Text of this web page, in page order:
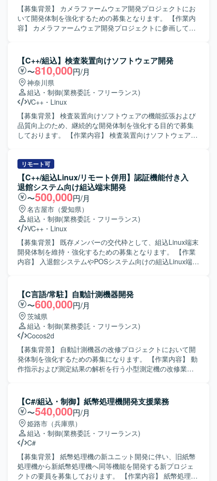
【募集背景】 カメラファームウェア開発プロジェクトにお
いて開発体制を強化するための募集となります。 【作業内
容】 カメラファームウェア開発プロジェクトに参画してい
担当いただきます。 【求める人物像】 組み込み開発領域に
興味を持ち、自ら学習しながら主体的に開発に取り組んで
いただける方を求めています。チームメンバーと円滑にコ
ミュニケーションを取りながら成果物の品質向上に努めて
いただける方が望ましいです。 【ポジションの魅力】 カメ
ラ製品向けファームウェア開発に携わることで、ミドルウ
ェアからドライバまで幅広いレイヤーの技術経験を積むこ
とができます。長期的なプロジェクトの中で、組み込み開
発スキルを継続的に向上させることができます。 【開発環
した組み込み開発を行います。
【C++/組込】検査装置向けソフトウェア開発
〜810,000円/月
神奈川県
組込・制御(業務委託・フリーランス)
VC++ ・ Linux
【募集背景】 検査装置向けソフトウェアの機能拡張および
品質向上のため、継続的な開発体制を強化する目的で募集
しております。 【作業内容】 検査装置向けソフトウェアの
ラなどハードウェアとの連携や制御を行う機能の開発を進
めていただきます。 【求める人物像】 主体的に課題を発見
し行動できる方、周囲と円滑にコミュニケーションを取り
ながら開発を進められる方を求めております。 【ポジショ
ンの魅力】 検査装置という専門性の高い領域で、組込開発
スキルやマルチスレッドプログラミング、画像処理関連の
技術などを実務を通じて習得・強化していただけます。上
流工程から一貫して関わることで、ソフトウェア全体の構
造理解も深めていただけます。 【開発環境】 C++および
Visual Studioを用いた組込ソフトウェア開発環境での作業と
なります。Linux環境での開発やテスト環境構築、Qtや画像
リモート可
【C++/組込Linux/リモート併用】認証機能付き入
退館システム向け組込端末開発
〜500,000円/月
名古屋市（愛知県）
組込・制御(業務委託・フリーランス)
VC++ ・ Linux
【募集背景】 既存メンバーの交代枠として、組込Linux端末
開発体制を維持・強化するための募集となります。 【作業
内容】 入退館システムやPOSシステム向けの組込Linux端末
ト・評価まで一連の工程を実施していただきます。 【求め
る人物像】 組込開発における基本設計からテストまでを主
体的に担える方を求めています。認証機能など新しい技術
要素にも前向きに取り組み、周囲と協調しながら開発を進
めていただける方が望ましいです。 【ポジションの魅力】
入退館やPOSなど実利用シーンに近い組込端末の開発に携
わることができ、認証技術や組込Linuxに関する知見を深め
ることができます。基本設計から評価まで幅広い工程に関
わることで、上流から下流まで一貫した経験を積むことが
機能を実装・評価していただきます。
【C言語/常駐】自動計測機器開発
〜600,000円/月
茨城県
組込・制御(業務委託・フリーランス)
Cocos2d
【募集背景】 自動計測機器の改修プロジェクトにおいて開
発体制を強化するための募集になります。 【作業内容】 動
作指示および測定結果の解析を行う小型測定機の改修業務
ます。 【求める人物像】 C言語での開発経験を活かしなが
ら、計測機器分野の開発に主体的に取り組んでいただける
方を求めております。設計からテストまで責任感を持って
対応し、チーム内で積極的にコミュニケーションが取れる
方が望ましいです。 【ポジションの魅力】 小型測定機とい
う専門性の高いプロダクトの改修に携わることで、組込み
系および計測機器開発の知見を深めていただけます。上流
工程からテストまで幅広く経験できるため、エンジニアと
してのスキルアップが期待できます。 【開発環境】 C言語
【C#/組込・制御】紙幣処理機開発支援業務
〜540,000円/月
姫路市（兵庫県）
組込・制御(業務委託・フリーランス)
C#
【募集背景】 紙幣処理機の新ユニット開発に伴い、旧紙幣
処理機から新紙幣処理機へ同等機能を開発する新プロジェ
クトの要員を募集しております。 【作業内容】 紙幣処理機